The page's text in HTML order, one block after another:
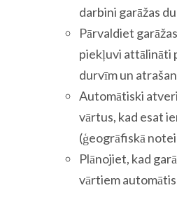
darbini garāžas
Pārvaldiet
piekļuvi attālināti
durvīm un
Automātiski
vārtus, kad esat
(ģeogrāfiskā
Plānojiet, kad
vārtiem